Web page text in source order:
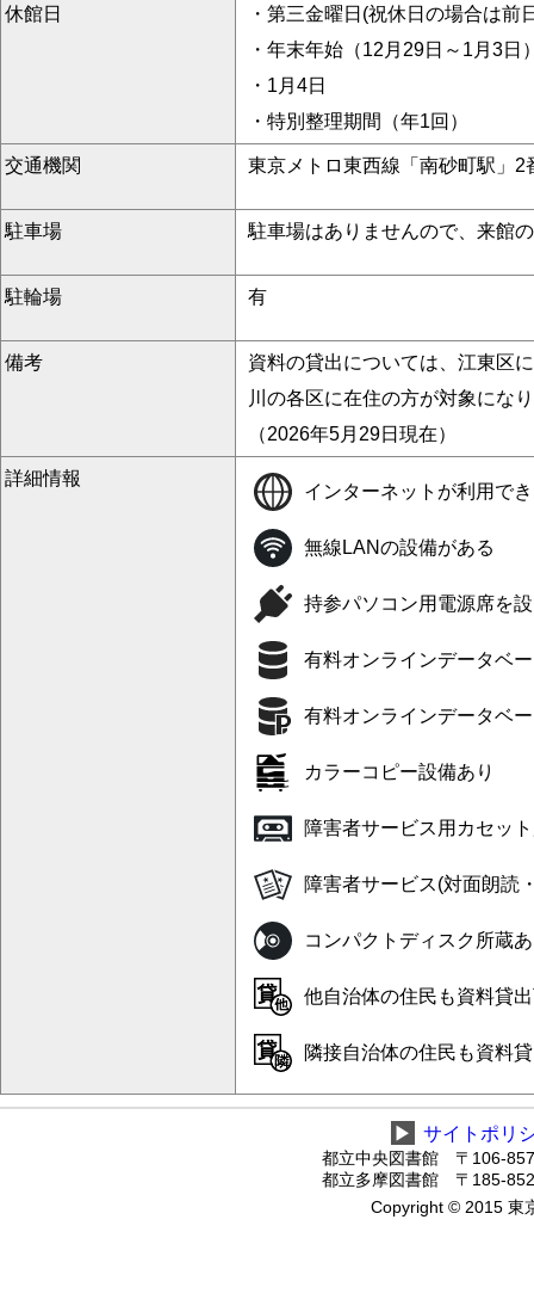
休館日
・第三金曜日(祝休日の場合は前
・年末年始（12月29日～1月3日
・1月4日
・特別整理期間（年1回）
交通機関 東京メトロ東西線「南砂町駅」2
駐車場 駐車場はありませんので、来館
駐輪場 有
備考
資料の貸出については、江東区
川の各区に在住の方が対象にな
（2026年5月29日現在）
詳細情報
インターネットが利用で
無線LANの設備がある
持参パソコン用電源席を
有料オンラインデータベ
有料オンラインデータベ
カラーコピー設備あり
障害者サービス用カセッ
障害者サービス(対面朗読
コンパクトディスク所蔵
他自治体の住民も資料貸
隣接自治体の住民も資料
▶ サイトポリ
都立中央図書館 〒106-
都立多摩図書館 〒185-
Copyright © 2015 東